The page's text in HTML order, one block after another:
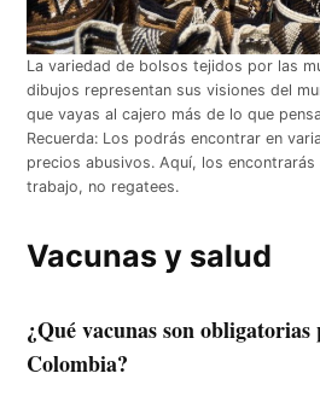
La variedad de bolsos tejidos por las
dibujos representan sus visiones del
que vayas al cajero más de lo que
Recuerda: Los podrás encontrar en
precios abusivos. Aquí, los
trabajo, no regatees.
Vacunas y salud
¿Qué vacunas son
Colombia?